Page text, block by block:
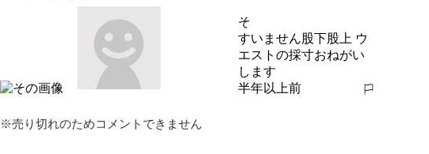
そ
すいません股下股上 ウ
エストの採寸おねがい
します
半年以上前
報告する
※売り切れのためコメントできません